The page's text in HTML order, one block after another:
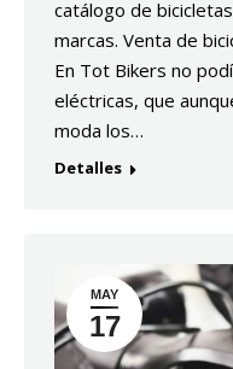
catálogo de
marcas. Venta de
En Tot Bikers no
eléctricas, que
moda los…
Detalles
MAY
17